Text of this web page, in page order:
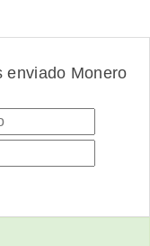
enviado Monero